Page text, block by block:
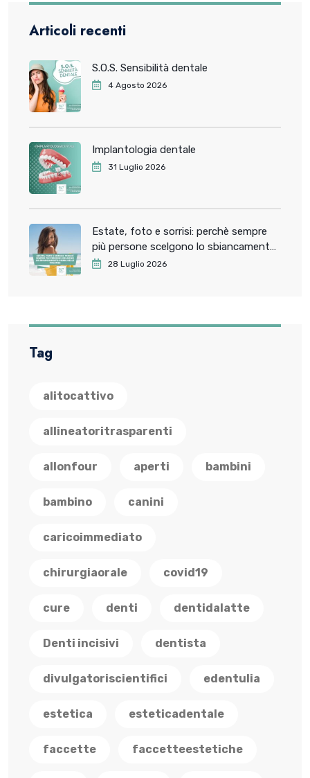
Articoli recenti
S.O.S. Sensibilità dentale
4 Agosto 2026
Implantologia dentale
31 Luglio 2026
Estate, foto e sorrisi: perchè sempre
più persone scelgono lo sbiancamento
dentale prima delle vacanze
28 Luglio 2026
Tag
alitocattivo
allineatoritrasparenti
allonfour aperti bambini
bambino canini
caricoimmediato
chirurgiaorale covid19
cure denti dentidalatte
Denti incisivi dentista
divulgatoriscientifici edentulia
estetica esteticadentale
faccette faccetteestetiche